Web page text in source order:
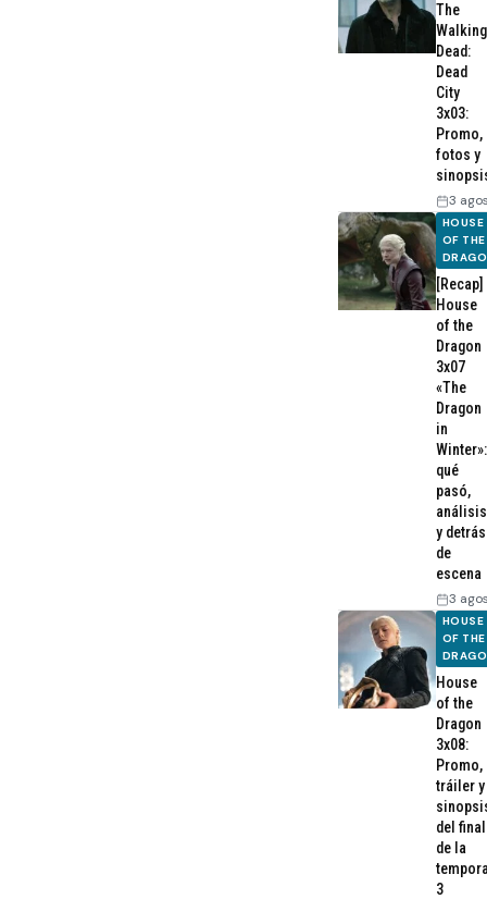
The
Walking
Dead:
Dead
City
3x03:
Promo,
fotos y
3
HOUSE
OF THE
[Recap]
House
of the
Dragon
3x07
«The
Dragon
in
Winter»:
qué
pasó,
análisis
y detrás
de
escena
3
HOUSE
OF THE
House
of the
Dragon
3x08:
Promo,
tráiler y
del final
de la
3